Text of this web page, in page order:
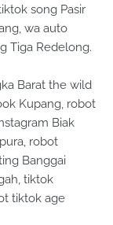
song Pasir
wa auto
Tiga Redelong.
Barat the wild
Kupang, robot
Biak
robot
Banggai
tiktok
tiktok age